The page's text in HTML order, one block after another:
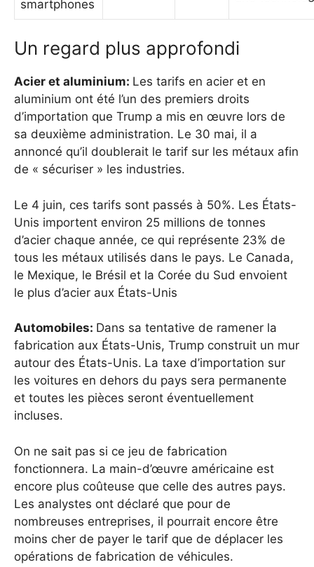
smartphones
Un regard plus approfondi
Acier et aluminium: Les tarifs en acier et en
aluminium ont été l’un des premiers droits
d’importation que Trump a mis en œuvre lors de
sa deuxième administration. Le 30 mai, il a
annoncé qu’il doublerait le tarif sur les métaux afin
de « sécuriser » les industries.
Le 4 juin, ces tarifs sont passés à 50%. Les États-
Unis importent environ 25 millions de tonnes
d’acier chaque année, ce qui représente 23% de
tous les métaux utilisés dans le pays. Le Canada,
le Mexique, le Brésil et la Corée du Sud envoient
le plus d’acier aux États-Unis
Automobiles: Dans sa tentative de ramener la
fabrication aux États-Unis, Trump construit un mur
autour des États-Unis. La taxe d’importation sur
les voitures en dehors du pays sera permanente
et toutes les pièces seront éventuellement
incluses.
On ne sait pas si ce jeu de fabrication
fonctionnera. La main-d’œuvre américaine est
encore plus coûteuse que celle des autres pays.
Les analystes ont déclaré que pour de
nombreuses entreprises, il pourrait encore être
moins cher de payer le tarif que de déplacer les
opérations de fabrication de véhicules.